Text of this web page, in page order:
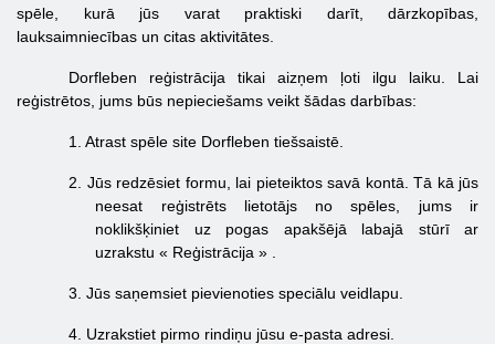
spēle, kurā jūs varat praktiski darīt, dārzkopības,
lauksaimniecības un citas aktivitātes.
Dorfleben reģistrācija tikai aizņem ļoti ilgu laiku. Lai
reģistrētos, jums būs nepieciešams veikt šādas darbības:
1.Atrast spēle site Dorfleben tiešsaistē.
2. Jūs redzēsiet formu, lai pieteiktos savā kontā. Tā kā jūs
neesat reģistrēts lietotājs no spēles, jums ir
noklikšķiniet uz pogas apakšējā labajā stūrī ar
uzrakstu « Reģistrācija»
3.Jūs saņemsiet pievienoties speciālu veidlapu.
4. Uzrakstiet pirmo rindiņu jūsu e-pasta adresi.